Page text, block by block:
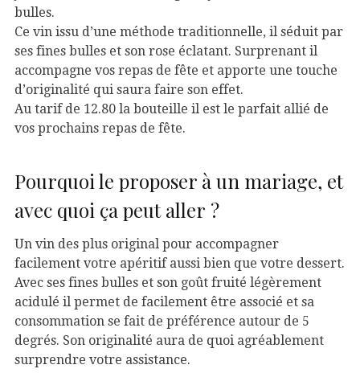
bulles.
Ce vin issu d’une méthode traditionnelle, il séduit par
ses fines bulles et son rose éclatant. Surprenant il
accompagne vos repas de fête et apporte une touche
d’originalité qui saura faire son effet.
Au tarif de 12.80 la bouteille il est le parfait allié de
vos prochains repas de fête.
Pourquoi le proposer à un mariage, et
avec quoi ça peut aller ?
Un vin des plus original pour accompagner
facilement votre apéritif aussi bien que votre dessert.
Avec ses fines bulles et son goût fruité légèrement
acidulé il permet de facilement être associé et sa
consommation se fait de préférence autour de 5
degrés. Son originalité aura de quoi agréablement
surprendre votre assistance.